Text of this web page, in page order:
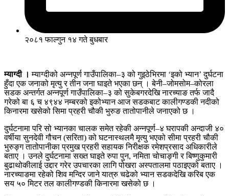
२०८१ फाल्गुन १४ गते बुधबार
म्याग्दी ।म्याग्दीको अन्नपूर्ण गाउँपालिका–३ को गुइठेभिरमा ‘इको भ्यान’ दुर्घटना
हुँदा एक जनाको मृत्यु र तीन जना घाइते भएका छन् । बेनी–जोमसोम–कोरला
सडक अन्तर्गत अन्नपूर्ण गाउँपालिका–३ को सुकेबगरदेखि नारच्याङ तर्फ जादै
गरेको बा ६ च ४९४४ नम्बरको इकोभ्यान आज सडकबाट कालीगण्डकी नदीको
किनारमा खसेको सिमा प्रहरी चौकी भुरुङ तातोपानीले जनाएको छ ।
दुर्घटनामा परि सो भ्यानका चालक समेत रहेकी अन्नपूर्ण–४ घरापकी अन्दाजी ४०
वर्षीया सुनदेवी गौचन (सरिता) को घटनास्थलमै मृत्यु भएको सीमा प्रहरी चौकी
भुरुङ्ग तातोपानीका प्रमुख प्रहरी सहायक निरीक्षक रमेशप्रसाद अधिकारीले
बताए । उनले दुर्घटनामा सख्त घाइते रुपा पुन, नमिता चोचाङ्गी र बिष्णुकुमारी
बुढाथोकीलाई उद्दार गरेर उपचारका लागि पोखरा अस्पतालमा पठाइएको बताए ।
नारच्याङमा रहेको शिव मन्दिर जाने यात्रु चढेको भ्यान सडकदेखि करिब एक
सय ५० मिटर तल कालीगण्डकी किनारमा खसेको छ ।